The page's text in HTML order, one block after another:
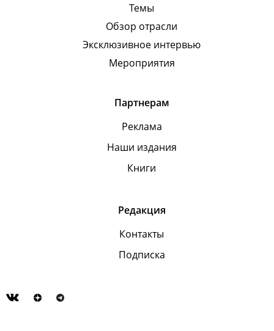
Темы
Обзор отрасли
Эксклюзивное интервью
Мероприятия
Партнерам
Реклама
Наши издания
Книги
Редакция
Контакты
Подписка